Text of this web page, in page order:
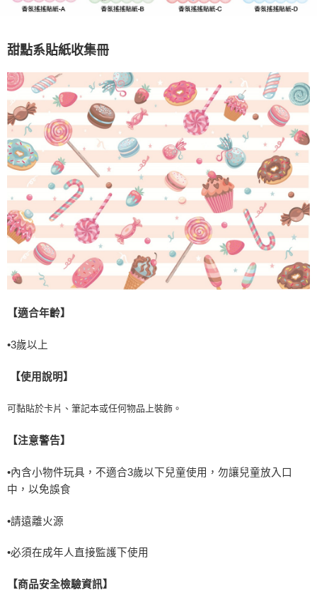
甜點系貼紙收集冊
【適合年齡】
•3歲以上
【使用說明】
可黏貼於卡片、筆記本或任何物品上裝飾。
【注意警告】
•內含小物件玩具，不適合3歲以下兒童使用，勿讓兒童放入口
中，以免誤食
•請遠離火源
•必須在成年人直接監護下使用
【商品安全檢驗資訊】